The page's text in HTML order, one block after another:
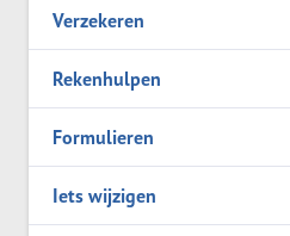
Verzekeren
Rekenhulpen
Formulieren
Iets wijzigen